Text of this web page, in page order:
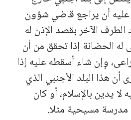
عليه أن يراجع قاضي شؤون
الآخر بقصد الإذن له
له الحضانة إذا تحقق من أن
وٕإن شاء أسقطه عليه إذا
هذا البلد الأجنبي الذي
لا يدين بالإسلام، أو كان
مسيحية مثلا.